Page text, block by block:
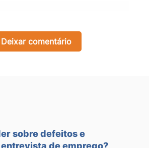
Deixar comentário
sobre defeitos e
de emprego?